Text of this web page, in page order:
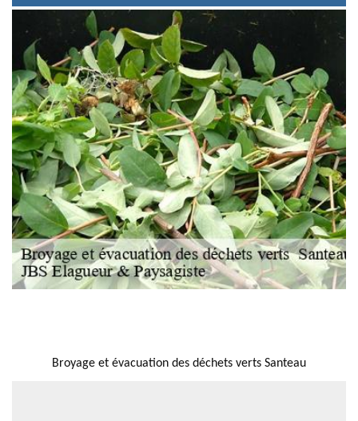
Broyage et évacuation des déchets verts Santeau